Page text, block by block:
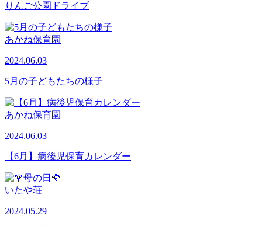
りんご公園ドライブ
あかね保育園
2024.06.03
5月の子どもたちの様子
あかね保育園
2024.06.03
【6月】病後児保育カレンダー
いたや荘
2024.05.29